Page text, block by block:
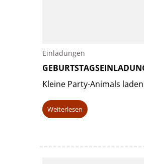
Einladungen
Kleine Party-Animals
Weiterlesen